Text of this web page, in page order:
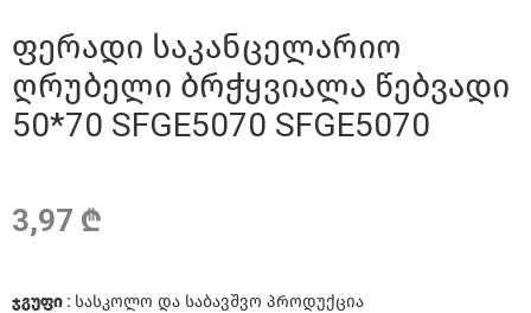
ფერადი საკანცელარიო
ღრუბელი ბრჭყვიალა წებვადი
50*70 SFGE5070 SFGE5070
3,97 ₾
ჯგუფი : სასკოლო და საბავშვო პროდუქცია